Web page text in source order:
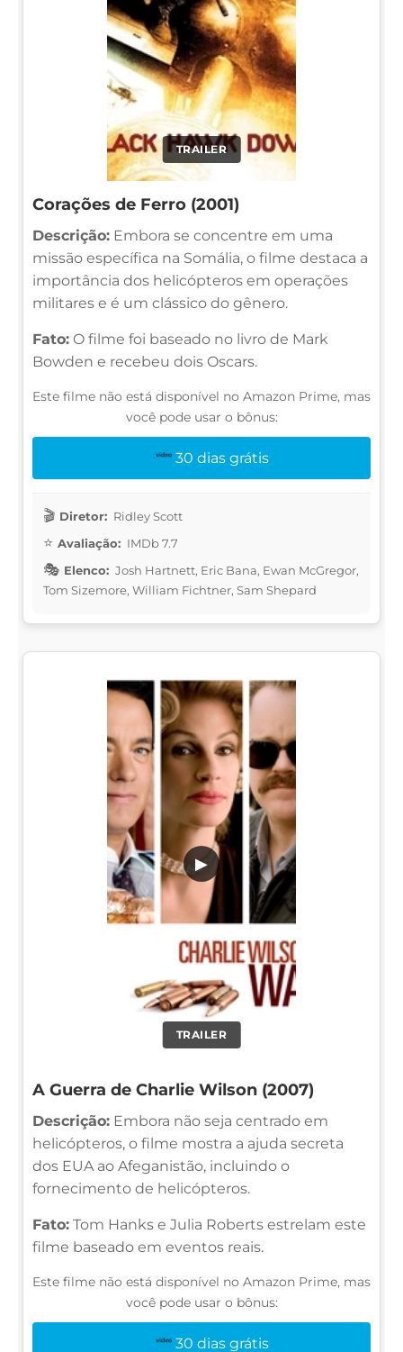
TRAILER
Corações de Ferro (2001)
Descrição: Embora se concentre em uma
missão específica na Somália, o filme destaca a
importância dos helicópteros em operações
militares e é um clássico do gênero.
Fato: O filme foi baseado no livro de Mark
Bowden e recebeu dois Oscars.
Este filme não está disponível no Amazon Prime, mas
você pode usar o bônus:
30 dias grátis
Diretor: Ridley Scott
Avaliação: IMDb 7.7
Elenco: Josh Hartnett, Eric Bana, Ewan McGregor,
Tom Sizemore, William Fichtner, Sam Shepard
TRAILER
▶
A Guerra de Charlie Wilson (2007)
Descrição: Embora não seja centrado em
helicópteros, o filme mostra a ajuda secreta
dos EUA ao Afeganistão, incluindo o
fornecimento de helicópteros.
Fato: Tom Hanks e Julia Roberts estrelam este
filme baseado em eventos reais.
Este filme não está disponível no Amazon Prime, mas
você pode usar o bônus:
30 dias grátis